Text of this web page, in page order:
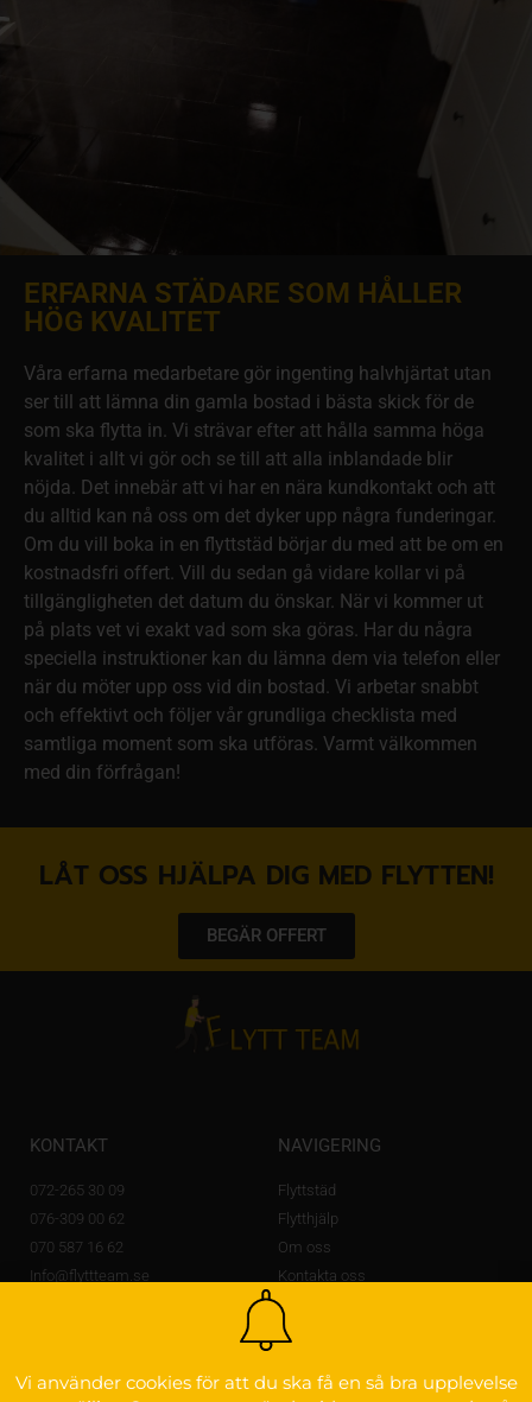
ERFARNA STÄDARE SOM HÅLLER
HÖG KVALITET
Våra erfarna medarbetare gör ingenting halvhjärtat utan
ser till att lämna din gamla bostad i bästa skick för de
som ska flytta in. Vi strävar efter att hålla samma höga
kvalitet i allt vi gör och se till att alla inblandade blir
nöjda. Det innebär att vi har en nära kundkontakt och att
du alltid kan nå oss om det dyker upp några funderingar.
Om du vill boka in en flyttstäd börjar du med att be om en
kostnadsfri offert. Vill du sedan gå vidare kollar vi på
tillgängligheten det datum du önskar. När vi kommer ut
på plats vet vi exakt vad som ska göras. Har du några
speciella instruktioner kan du lämna dem via telefon eller
när du möter upp oss vid din bostad. Vi arbetar snabbt
och effektivt och följer vår grundliga checklista med
samtliga moment som ska utföras. Varmt välkommen
med din förfrågan!
LÅT OSS HJÄLPA DIG MED FLYTTEN!
BEGÄR OFFERT
KONTAKT
072-265 30 09
076-309 00 62
070 587 16 62
Info@flyttteam.se
NAVIGERING
Flyttstäd
Flytthjälp
Om oss
Kontakta oss
Vi använder cookies för att du ska få en så bra upplevelse